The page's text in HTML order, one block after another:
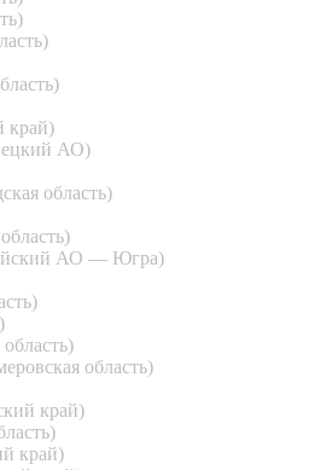
край)
АО)
область)
АО — Югра)
область)
край)
край)